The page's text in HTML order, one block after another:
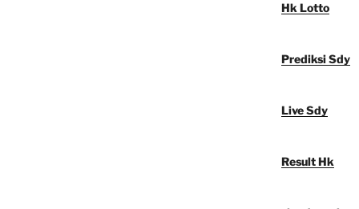
Hk Lotto
Prediksi Sdy
Live Sdy
Result Hk